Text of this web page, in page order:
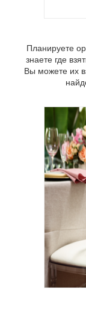
Планируете
знаете где
Вы можете их
для
В
другие